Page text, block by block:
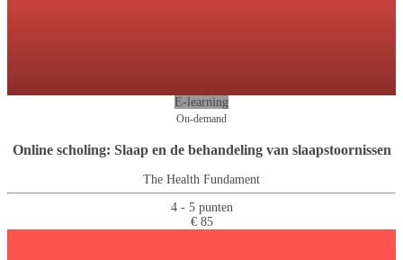
E-learning
On-demand
Online scholing: Slaap en de behandeling van slaapstoornissen
The Health Fundament
4 - 5 punten
€ 85